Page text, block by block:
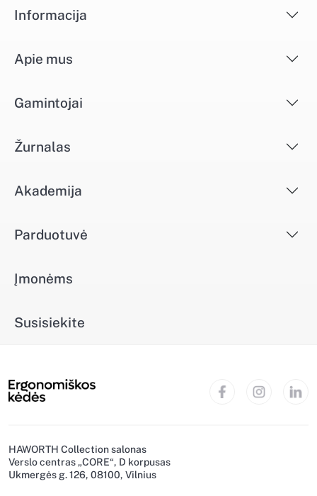
Informacija
Apie mus
Gamintojai
Žurnalas
Akademija
Parduotuvė
Įmonėms
Susisiekite
HAWORTH Collection salonas
Verslo centras „CORE“, D korpusas
Ukmergės g. 126, 08100, Vilnius